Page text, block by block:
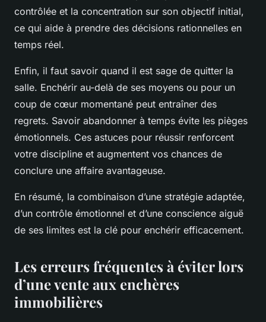
contrôlée et la concentration sur son objectif initial,
ce qui aide à prendre des décisions rationnelles en
temps réel.
Enfin, il faut savoir quand il est sage de quitter la
salle. Enchérir au-delà de ses moyens ou pour un
coup de cœur momentané peut entraîner des
regrets. Savoir abandonner à temps évite les pièges
émotionnels. Ces astuces pour réussir renforcent
votre discipline et augmentent vos chances de
conclure une affaire avantageuse.
En résumé, la combinaison d’une stratégie adaptée,
d’un contrôle émotionnel et d’une conscience aiguë
de ses limites est la clé pour enchérir efficacement.
Les erreurs fréquentes à éviter lors
d’une vente aux enchères
immobilières